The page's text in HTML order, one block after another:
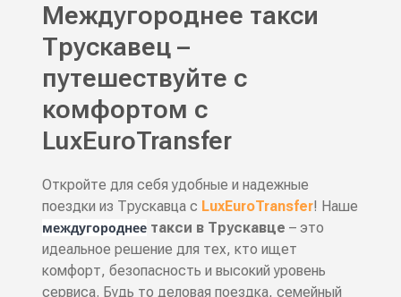
Междугороднее такси
Трускавец –
путешествуйте с
комфортом с
LuxEuroTransfer
Откройте для себя удобные и надежные
поездки из Трускавца с LuxEuroTransfer! Наше
междугороднеетакси в Трускавце – это
идеальное решение для тех, кто ищет
комфорт, безопасность и высокий уровень
сервиса. Будь то деловая поездка, семейный